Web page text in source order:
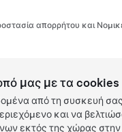
απορρήτου και
μας με τα cookies
από τη συσκευή
και να
εκτός της χώρας στην